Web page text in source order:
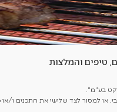
טיפים והמלצות
בע"מ".
או למסור לצד שלישי את התכנים